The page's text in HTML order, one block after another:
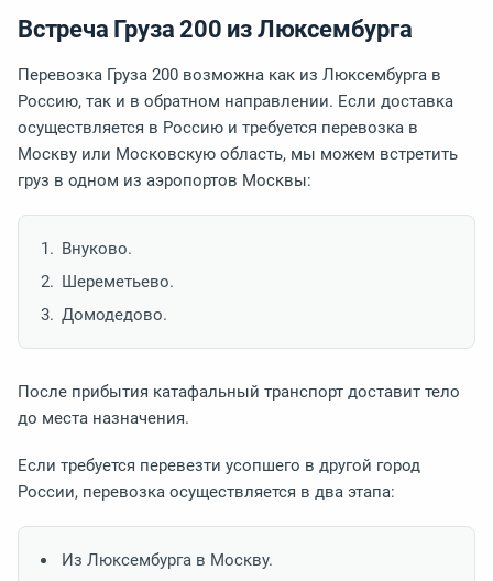
Встреча Груза 200 из Люксембурга
Перевозка Груза 200 возможна как из Люксембурга в
Россию, так и в обратном направлении. Если доставка
осуществляется в Россию и требуется перевозка в
Москву или Московскую область, мы можем встретить
груз в одном из аэропортов Москвы:
Внуково.
Шереметьево.
Домодедово.
После прибытия катафальный транспорт доставит тело
до места назначения.
Если требуется перевезти усопшего в другой город
России, перевозка осуществляется в два этапа:
Из Люксембурга в Москву.